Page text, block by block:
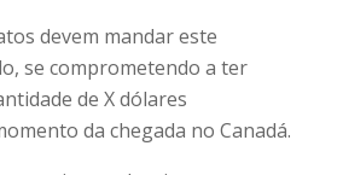
devem mandar este
se comprometendo a ter
de X dólares
da chegada no Canadá.